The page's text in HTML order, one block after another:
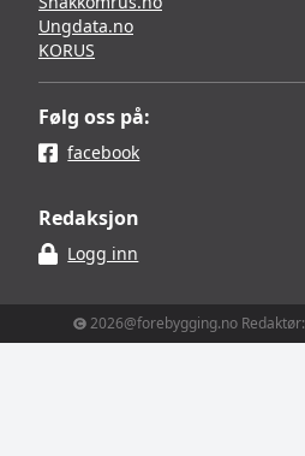
Ungdata.no
KORUS
Følg oss på:
facebook
Redaksjon
Logg inn
2026@forebygging.no Redaktør: